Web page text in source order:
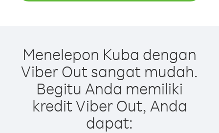
Menelepon Kuba dengan
Viber Out sangat mudah.
Begitu Anda memiliki
kredit Viber Out, Anda
dapat: